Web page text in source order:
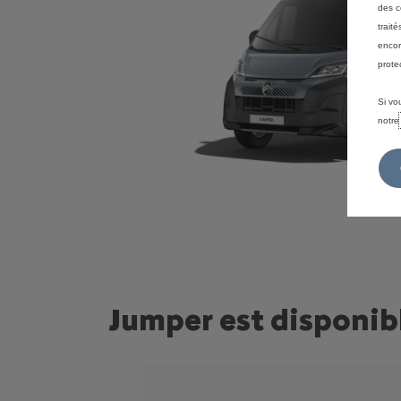
Jumper est
des
Si
notre